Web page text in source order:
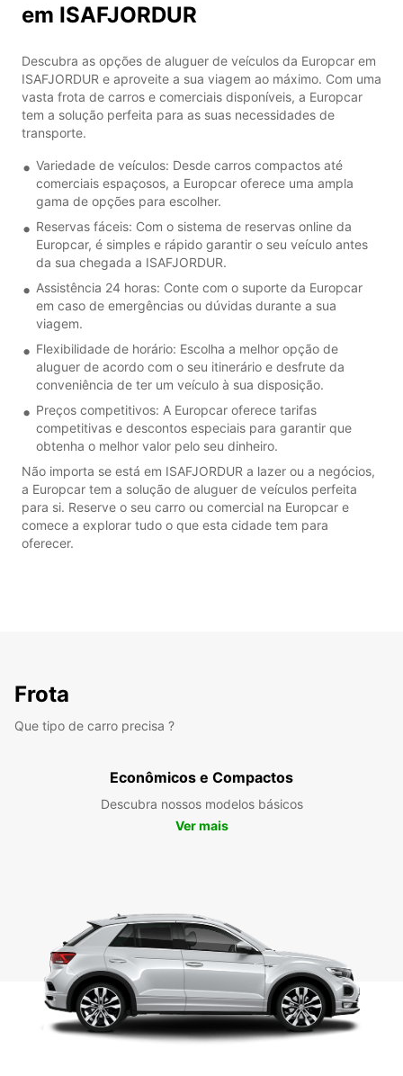
em ISAFJORDUR
Descubra as opções de aluguer de veículos da Europcar em
ISAFJORDUR e aproveite a sua viagem ao máximo. Com uma
vasta frota de carros e comerciais disponíveis, a Europcar
tem a solução perfeita para as suas necessidades de
transporte.
Variedade de veículos: Desde carros compactos até
comerciais espaçosos, a Europcar oferece uma ampla
gama de opções para escolher.
Reservas fáceis: Com o sistema de reservas online da
Europcar, é simples e rápido garantir o seu veículo antes
da sua chegada a ISAFJORDUR.
Assistência 24 horas: Conte com o suporte da Europcar
em caso de emergências ou dúvidas durante a sua
viagem.
Flexibilidade de horário: Escolha a melhor opção de
aluguer de acordo com o seu itinerário e desfrute da
conveniência de ter um veículo à sua disposição.
Preços competitivos: A Europcar oferece tarifas
competitivas e descontos especiais para garantir que
obtenha o melhor valor pelo seu dinheiro.
Não importa se está em ISAFJORDUR a lazer ou a negócios,
a Europcar tem a solução de aluguer de veículos perfeita
para si. Reserve o seu carro ou comercial na Europcar e
comece a explorar tudo o que esta cidade tem para
oferecer.
Frota
Que tipo de carro precisa ?
Econômicos e Compactos
Descubra nossos modelos básicos
Ver mais